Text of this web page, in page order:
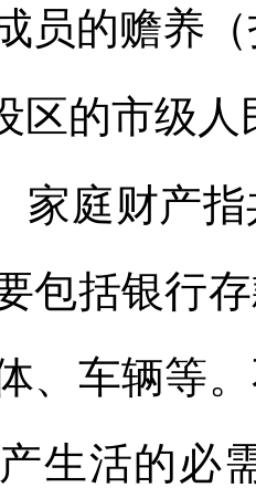
员的赡养
区的市级
家庭财产指
包括银行
、车辆等
生活的必